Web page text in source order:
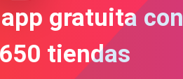
gratuita con
tiendas